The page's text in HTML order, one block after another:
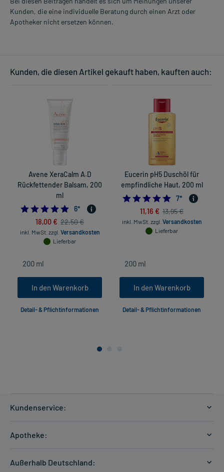
Kunden, die eine individuelle Beratung durch einen Arzt oder
Apotheker nicht ersetzen können.
Kunden, die diesen Artikel gekauft haben, kauften auch:
Avene XeraCalm A.D
Rückfettender Balsam, 200
ml
5.0
6*
18,00 € 22,50 €
inkl. MwSt. zzgl. Versandkosten
Lieferbar
In den Warenkorb
Detail- & Pflichtinformationen
Eucerin pH5 Duschöl für
empfindliche Haut, 200 ml
5.0
7*
11,16 € 13,95 €
inkl. MwSt. zzgl. Versandkosten
Lieferbar
In den Warenkorb
Detail- & Pflichtinformationen
Kundenservice:
Apotheke:
Außerhalb Deutschland: